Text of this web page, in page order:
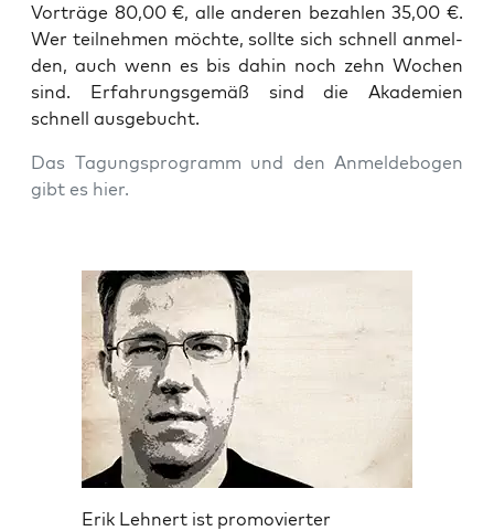
Vor­trä­ge 80,00 €, alle ande­ren bezah­len 35,00 €.
Wer teil­neh­men möch­te, soll­te sich schnell anmel­
den, auch wenn es bis dahin noch zehn Wochen
sind. Erfah­rungs­ge­mäß sind die Aka­de­mien
schnell ausgebucht.
Das Tagungs­pro­gramm und den Anmel­de­bo­gen
gibt es hier.
Erik Lehnert ist promovierter